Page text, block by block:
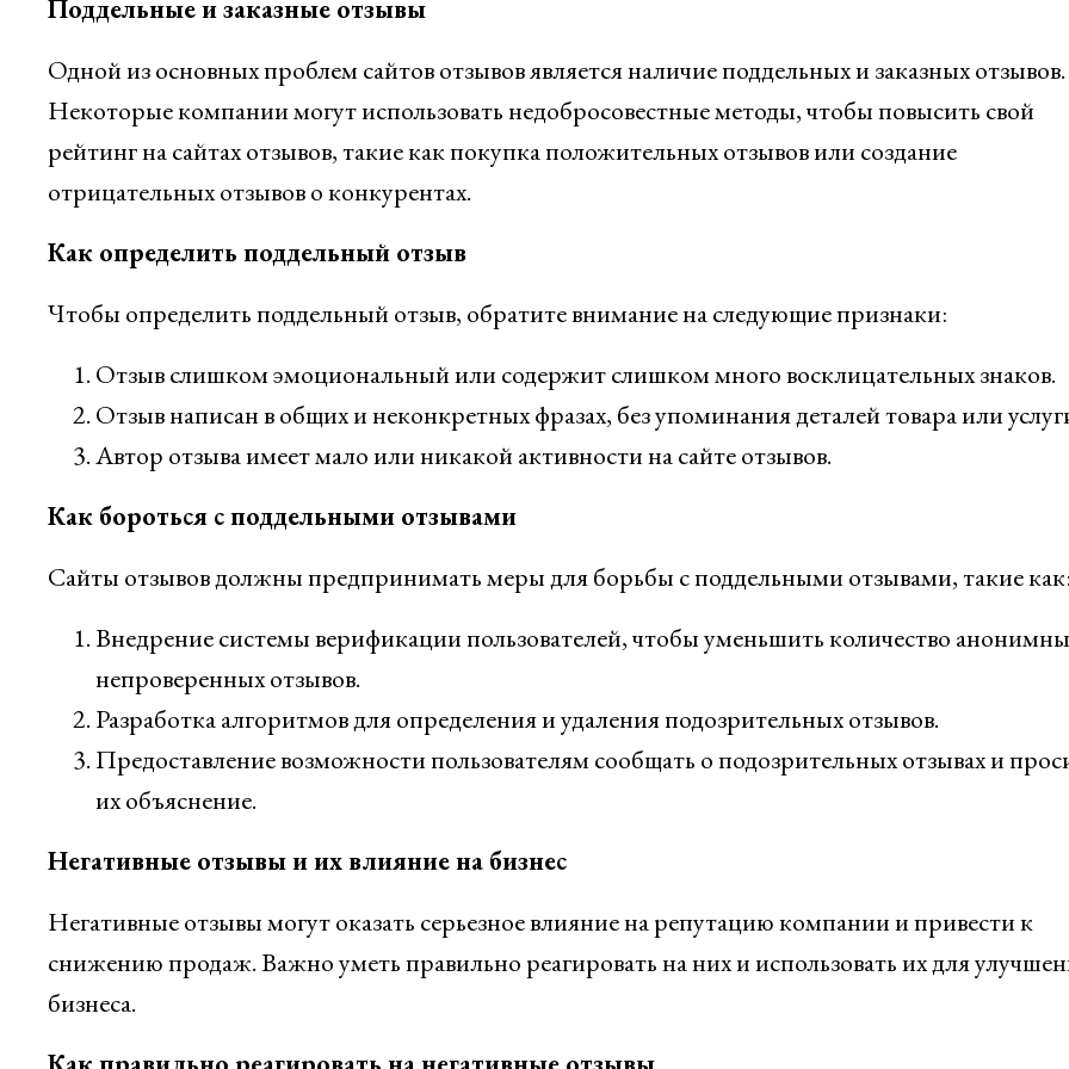
Поддельные и заказные отзывы
Одной из основных проблем сайтов отзывов является наличие поддельных и заказных отзывов.
Некоторые компании могут использовать недобросовестные методы, чтобы повысить свой
рейтинг на сайтах отзывов, такие как покупка положительных отзывов или создание
отрицательных отзывов о конкурентах.
Как определить поддельный отзыв
Чтобы определить поддельный отзыв, обратите внимание на следующие признаки:
Отзыв слишком эмоциональный или содержит слишком много восклицательных знаков.
Отзыв написан в общих и неконкретных фразах, без упоминания деталей товара или
Автор отзыва имеет мало или никакой активности на сайте отзывов.
Как бороться с поддельными отзывами
Сайты отзывов должны предпринимать меры для борьбы с поддельными отзывами, такие
Внедрение системы верификации пользователей, чтобы уменьшить количество
непроверенных отзывов.
Разработка алгоритмов для определения и удаления подозрительных отзывов.
Предоставление возможности пользователям сообщать о подозрительных отзывах и
их объяснение.
Негативные отзывы и их влияние на бизнес
Негативные отзывы могут оказать серьезное влияние на репутацию компании и привести к
снижению продаж. Важно уметь правильно реагировать на них и использовать их для
бизнеса.